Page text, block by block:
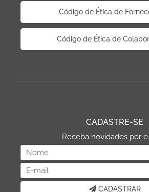
Código de Ética de
Código de Ética de
CADASTRE-SE
Receba novidades por
CADASTRAR